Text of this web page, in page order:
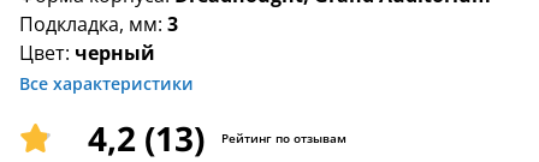
Подкладка, мм: 3
Цвет: черный
Все характеристики
4,2 (13) Рейтинг по отзывам